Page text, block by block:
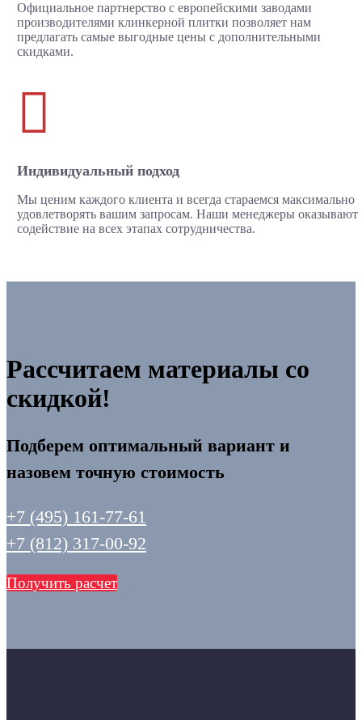
Официальное партнерство с европейскими заводами
производителями клинкерной плитки позволяет нам
предлагать самые выгодные цены с дополнительными
скидками.

Индивидуальный подход
Мы ценим каждого клиента и всегда стараемся максимально
удовлетворять вашим запросам. Наши менеджеры оказывают
содействие на всех этапах сотрудничества.
Рассчитаем материалы со
скидкой!
Подберем оптимальный вариант и
назовем точную стоимость
+7 (495) 161-77-61
+7 (812) 317-00-92
Получить расчет